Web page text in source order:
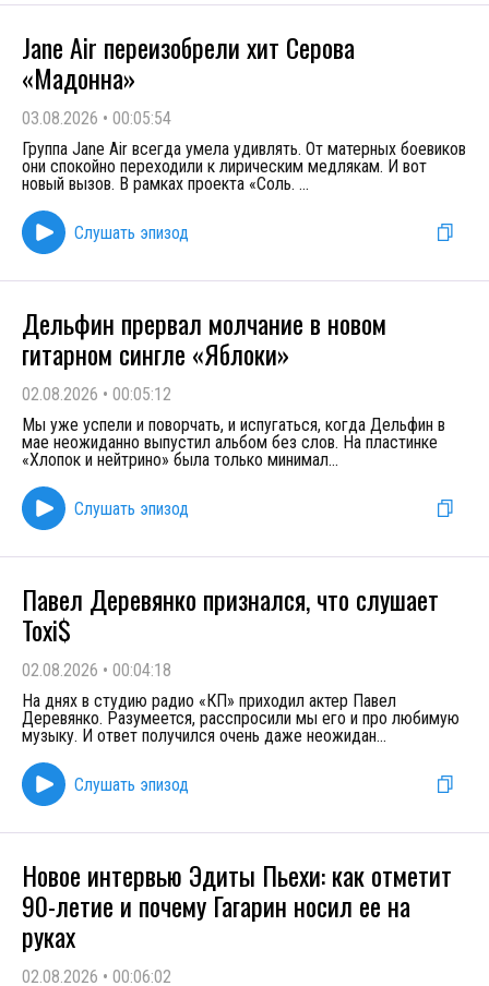
Jane Air переизобрели хит Серова
«Мадонна»
03.08.2026 • 00:05:54
Группа Jane Air всегда умела удивлять. От матерных боевиков
они спокойно переходили к лирическим медлякам. И вот
новый вызов. В рамках проекта «Соль. ...
Слушать эпизод
Дельфин прервал молчание в новом
гитарном сингле «Яблоки»
02.08.2026 • 00:05:12
Мы уже успели и поворчать, и испугаться, когда Дельфин в
мае неожиданно выпустил альбом без слов. На пластинке
«Хлопок и нейтрино» была только минимал...
Слушать эпизод
Павел Деревянко признался, что слушает
Toxi$
02.08.2026 • 00:04:18
На днях в студию радио «КП» приходил актер Павел
Деревянко. Разумеется, расспросили мы его и про любимую
музыку. И ответ получился очень даже неожидан...
Слушать эпизод
Новое интервью Эдиты Пьехи: как отметит
90-летие и почему Гагарин носил ее на
руках
02.08.2026 • 00:06:02